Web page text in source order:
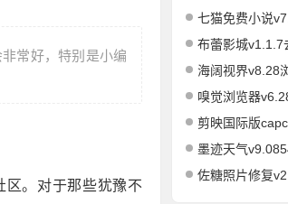
常好，特别是小编
区。对于那些犹豫不
七猫免费小说
布蕾影城v1.1.7去
海阔视界v8.28浏览与
嗅觉浏览器v6.28无
剪映国际版
墨迹天气
佐糖照片修复v2.1.0高